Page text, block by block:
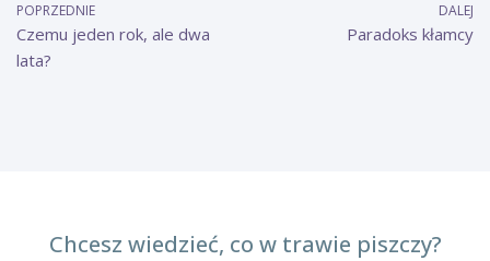
POPRZEDNIE
Czemu jeden rok, ale dwa
lata?
DALEJ
Paradoks kłamcy
Chcesz wiedzieć, co w trawie piszczy?